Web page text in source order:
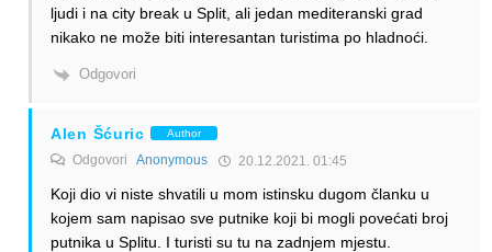
ljudi i na city break u Split, ali jedan mediteranski grad
nikako ne može biti interesantan turistima po hladnoći.
Odgovori
Alen Šćuric Author
Odgovori Anonymous 20.12.2021. 01:45
Koji dio vi niste shvatili u mom istinsku dugom članku u
kojem sam napisao sve putnike koji bi mogli povećati broj
putnika u Splitu. I turisti su tu na zadnjem mjestu.